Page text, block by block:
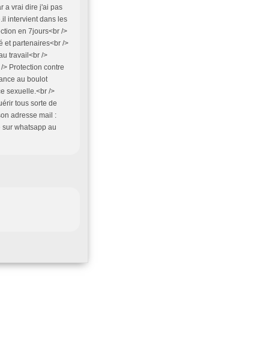
a vrai dire j'ai pas
intervient dans les
en 7jours<br />
et partenaires<br />
travail<br />
Protection contre
au boulot
sexuelle.<br />
tous sorte de
adresse mail :
whatsapp au